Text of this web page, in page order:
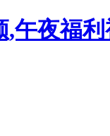
午夜福